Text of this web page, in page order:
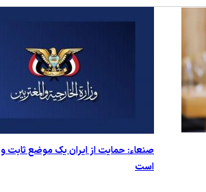
صنعاء: حمایت از ایران یک موضع ثابت و
است